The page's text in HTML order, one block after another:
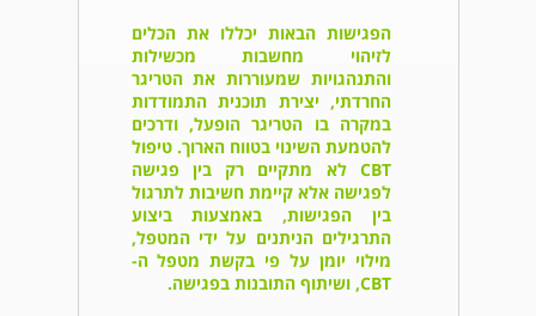
הפגישות הבאות יכללו את הכלים
לזיהוי מחשבות מכשילות
והתנהגויות שמעוררות את הטריגר
החרדתי, יצירת תוכנית התמודדות
במקרה בו הטריגר הופעל, ודרכים
להטמעת השינוי בטווח הארוך. טיפול
CBT לא מתקיים רק בין פגישה
לפגישה אלא קיימת חשיבות לתרגול
בין הפגישות, באמצעות ביצוע
התרגילים הניתנים על ידי המטפל,
מילוי יומן על פי בקשת מטפל ה-
CBT, ושיתוף התובנות בפגישה.